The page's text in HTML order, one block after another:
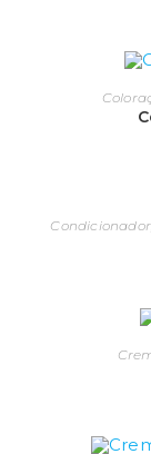
Condicionador